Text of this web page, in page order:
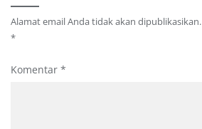
Alamat email Anda tidak akan dipublikasikan.
*
Komentar *